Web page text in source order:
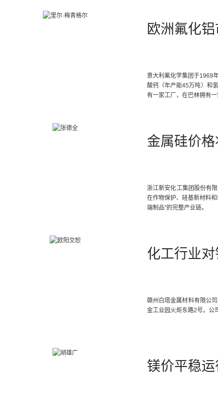
欧洲氟化
意大利氟化学集团于1969
酸钙（年产能45万吨）和
有一家工厂，在巴林拥有
金属硅价
浙江新安化工集团股份有
在作物保护、硅基新材料
端制品”的完整产业链。
化工行业
赣州白塔金属材料有限公
金工业园火炬东路2号。公
镁价平稳